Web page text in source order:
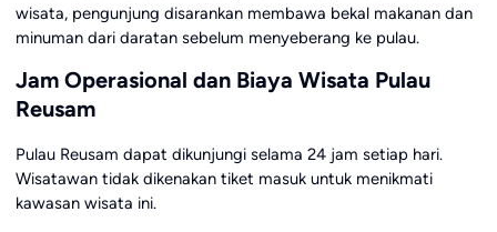
wisata, pengunjung disarankan membawa bekal makanan dan
minuman dari daratan sebelum menyeberang ke pulau.
Jam Operasional dan Biaya Wisata Pulau
Reusam
Pulau Reusam dapat dikunjungi selama 24 jam setiap hari.
Wisatawan tidak dikenakan tiket masuk untuk menikmati
kawasan wisata ini.